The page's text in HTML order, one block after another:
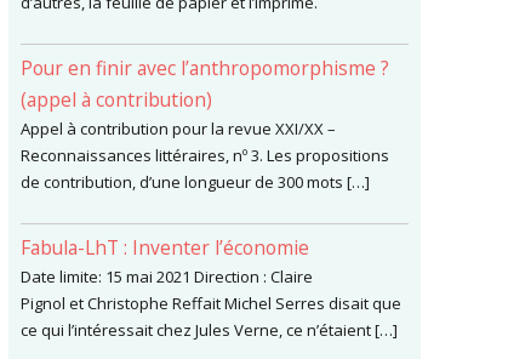
Pour en finir avec l’anthropomorphisme ?
(appel à contribution)
Appel à contribution pour la revue XXI/XX –
Reconnaissances littéraires, nº 3. Les propositions
de contribution, d’une longueur de 300 mots […]
Fabula-LhT : Inventer l’économie
Date limite: 15 mai 2021 Direction : Claire
Pignol et Christophe Reffait Michel Serres disait que
ce qui l’intéressait chez Jules Verne, ce n’étaient […]